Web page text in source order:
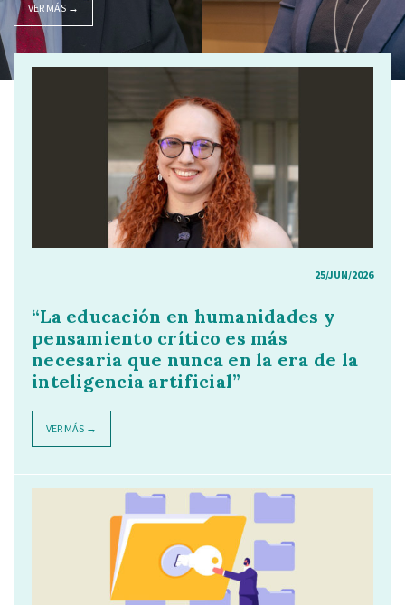
VER MÁS →
25/JUN/2026
“La educación en humanidades y
pensamiento crítico es más
necesaria que nunca en la era de la
inteligencia artificial”
VER MÁS →